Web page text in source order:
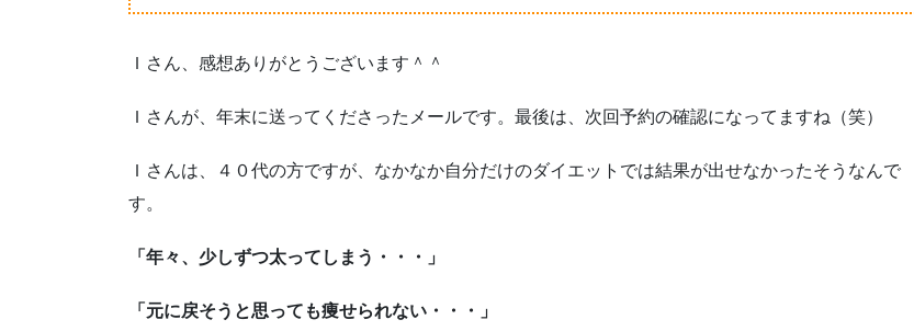
Ｉさん、感想ありがとうございます＾＾
Ｉさんが、年末に送ってくださったメールです。最後は、次回予約の確認になってますね（笑）
Ｉさんは、４０代の方ですが、なかなか自分だけのダイエットでは結果が出せなかったそうなんで
す。
「年々、少しずつ太ってしまう・・・」
「元に戻そうと思っても痩せられない・・・」